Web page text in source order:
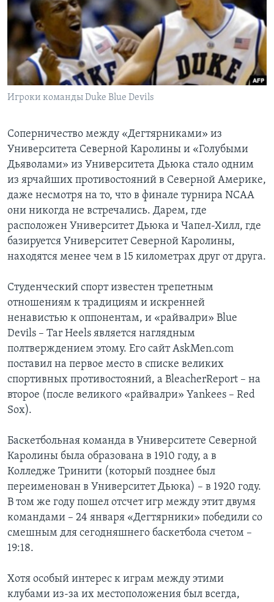
Learning English
СОЦИАЛЬНЫЕ СЕТИ
Игроки команды Duke Blue Devils
Соперничество между «Дегтярниками» из
Университета Северной Каролины и «Голубыми
Дьяволами» из Университета Дьюка стало одним
из ярчайших противостояний в Северной Америке,
даже несмотря на то, что в финале турнира NCAA
они никогда не встречались. Дарем, где
расположен Университет Дьюка и Чапел-Хилл, где
базируется Университет Северной Каролины,
находятся менее чем в 15 километрах друг от друга.
Студенческий спорт известен трепетным
отношениям к традициям и искренней
ненавистью к оппонентам, и «райвалри» Blue
Devils – Tar Heels является наглядным
полтверждением этому. Его сайт AskMen.com
поставил на первое место в списке великих
спортивных противостояний, а BleacherReport – на
второе (после великого «райвалри» Yankees – Red
Sox).
Баскетбольная команда в Университете Северной
Каролины была образована в 1910 году, а в
Колледже Тринити (который позднее был
переименован в Университет Дьюка) – в 1920 году.
В том же году пошел отсчет игр между этит двумя
командами – 24 января «Дегтярники» победили со
смешным для сегодняшнего баскетбола счетом –
19:18.
Хотя особый интерес к играм между этими
клубами из-за их местоположения был всегда,